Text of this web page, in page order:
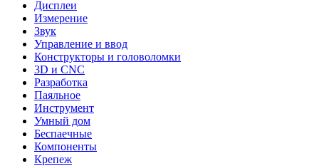
Дисплеи
Измерение
Звук
Управление и ввод
Конструкторы и головоломки
3D и CNC
Разработка
Паяльное
Инструмент
Умный дом
Беспаечные
Компоненты
Крепеж